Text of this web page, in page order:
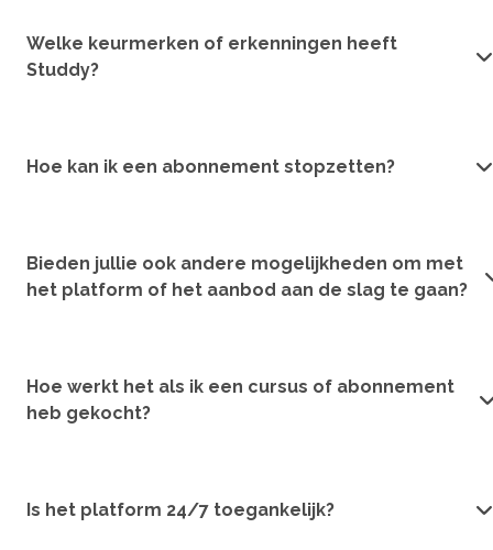
Welke keurmerken of erkenningen heeft
Studdy?
Hoe kan ik een abonnement stopzetten?
Bieden jullie ook andere mogelijkheden om met
het platform of het aanbod aan de slag te gaan?
Hoe werkt het als ik een cursus of abonnement
heb gekocht?
Is het platform 24/7 toegankelijk?